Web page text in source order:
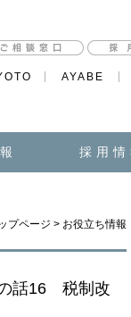
AYABE
採用情
プページ > お役立ち情報
話16 税制改